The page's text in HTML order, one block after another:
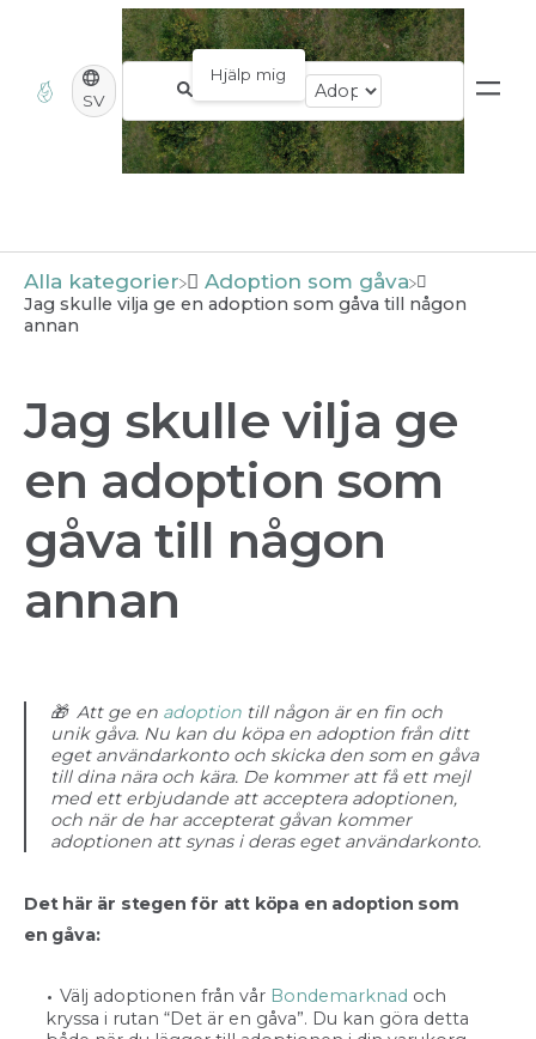
SV
Alla kategorier ​Adoption som gåva
Jag skulle vilja ge en adoption som gåva till någon
annan
Jag skulle vilja ge
en adoption som
gåva till någon
annan
🎁 Att ge en adoption till någon är en fin och
unik gåva. Nu kan du köpa en adoption från ditt
eget användarkonto och skicka den som en gåva
till dina nära och kära. De kommer att få ett mejl
med ett erbjudande att acceptera adoptionen,
och när de har accepterat gåvan kommer
adoptionen att synas i deras eget användarkonto.
Det här är stegen för att köpa en adoption som
en gåva:
Välj adoptionen från vår Bondemarknad och
kryssa i rutan “Det är en gåva”. Du kan göra detta